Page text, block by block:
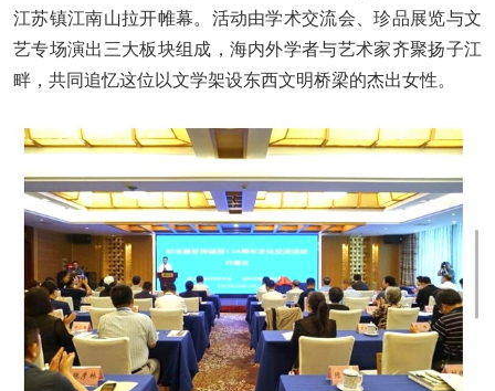
江苏镇江南山拉开帷幕。活动由学术交流会、珍品展览与文
艺专场演出三大板块组成，海内外学者与艺术家齐聚扬子江
畔，共同追忆这位以文学架设东西文明桥梁的杰出女性。